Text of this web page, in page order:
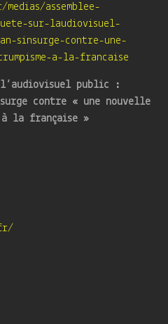
assemblee-
sur-laudiovisuel-
sinsurge-contre-une-
a-la-francaise
l’audiovisuel public :
contre « une nouvelle
à la française »